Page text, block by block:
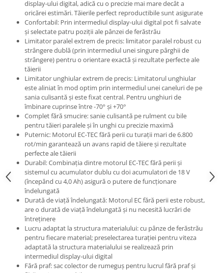
display-ului digital, adică cu o precizie mai mare decât a
oricărei estimări. Tăierile perfect reproductibile sunt asigurate
Confortabil: Prin intermediul display-ului digital pot fi salvate
şi selectate patru poziţii ale pânzei de ferăstrău
Limitator paralel extrem de precis: limitator paralel robust cu
strângere dublă (prin intermediul unei singure pârghii de
strângere) pentru o orientare exactă şi rezultate perfecte ale
tăierii
Limitator unghiular extrem de precis: Limitatorul unghiular
este aliniat în mod optim prin intermediul unei caneluri de pe
sania culisantă şi este fixat central. Pentru unghiuri de
îmbinare cuprinse între -70° şi +70°
Complet fără smucire: sanie culisantă pe rulment cu bile
pentru tăieri paralele şi în unghi cu precizie maximă
Puternic: Motorul EC-TEC fără perii cu turaţii mari de 6.800
rot/min garantează un avans rapid de tăiere şi rezultate
perfecte ale tăierii
Durabil: Combinaţia dintre motorul EC-TEC fără perii şi
sistemul cu acumulator dublu cu doi acumulatori de 18 V
(începând cu 4,0 Ah) asigură o putere de funcţionare
îndelungată
Durată de viaţă îndelungată: Motorul EC fără perii este robust,
are o durată de viaţă îndelungată şi nu necesită lucrări de
întreţinere
Lucru adaptat la structura materialului: cu pânze de ferăstrău
pentru fiecare material; preselectarea turaţiei pentru viteza
adaptată la structura materialului se realizează prin
intermediul display-ului digital
Fără praf: sac colector de rumeguş pentru lucrul fără praf şi